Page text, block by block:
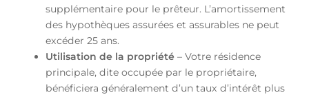
supplémentaire pour le prêteur. L’amortissement
des hypothèques assurées et assurables ne peut
excéder 25 ans.
Utilisation de la propriété – Votre résidence
principale, dite occupée par le propriétaire,
bénéficiera généralement d’un taux d’intérêt plus